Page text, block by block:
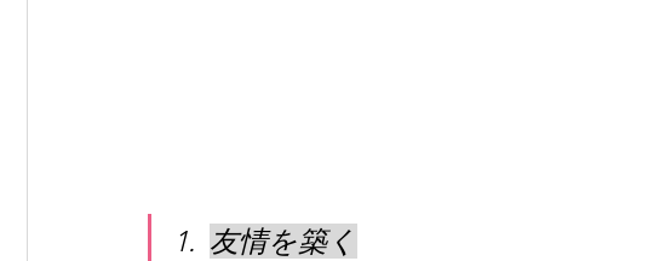
1. 友情を築く